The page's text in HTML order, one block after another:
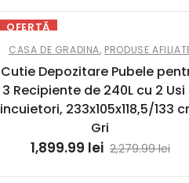
OFERTĂ
CASA DE GRADINA, PRODUSE
Cutie Depozitare Pubele
3 Recipiente de 240L cu 2 Usi
incuietori, 233x105x118,5/133
Gri
2,279.99lei
1,899.99 lei